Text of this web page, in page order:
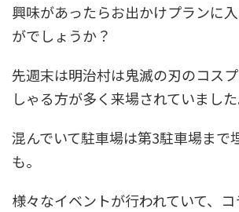
興味があったらお出かけプランに
がでしょうか？
先週末は明治村は鬼滅の刃のコス
しゃる方が多く来場されていました
混んでいて駐車場は第3駐車場まで
も。
様々なイベントが行われていて、